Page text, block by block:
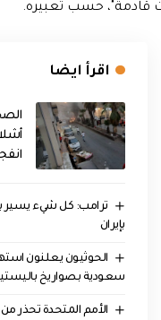
قادمة"، حسب تعبيره.
اقرأ ايضا
ترامب: كل شيء يسير
بإيران
الحوثيون يعلنون
سعودية بصواريخ
الأمم المتحدة تحذر